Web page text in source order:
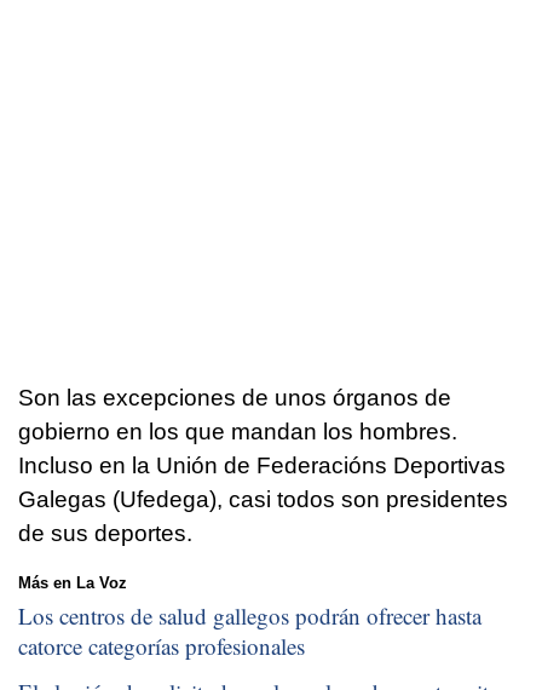
Son las excepciones de unos órganos de
gobierno en los que mandan los hombres.
Incluso en la Unión de Federacións Deportivas
Galegas (Ufedega), casi todos son presidentes
de sus deportes.
Más en La Voz
Los centros de salud gallegos podrán ofrecer hasta
catorce categorías profesionales